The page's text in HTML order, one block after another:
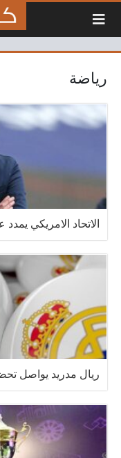
رياضة
الاتحاد الامريكي
ريال مدريد يواصل